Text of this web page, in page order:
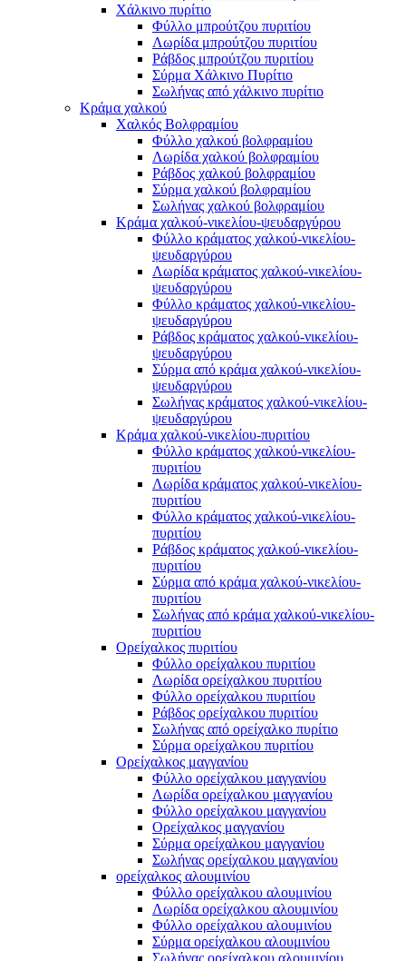
Χάλκινο πυρίτιο
Φύλλο μπρούτζου πυριτίου
Λωρίδα μπρούτζου πυριτίου
Ράβδος μπρούτζου πυριτίου
Σύρμα Χάλκινο Πυρίτιο
Σωλήνας από χάλκινο πυρίτιο
Κράμα χαλκού
Χαλκός Βολφραμίου
Φύλλο χαλκού βολφραμίου
Λωρίδα χαλκού βολφραμίου
Ράβδος χαλκού βολφραμίου
Σύρμα χαλκού βολφραμίου
Σωλήνας χαλκού βολφραμίου
Κράμα χαλκού-νικελίου-ψευδαργύρου
Φύλλο κράματος χαλκού-νικελίου-
ψευδαργύρου
Λωρίδα κράματος χαλκού-νικελίου-
ψευδαργύρου
Φύλλο κράματος χαλκού-νικελίου-
ψευδαργύρου
Ράβδος κράματος χαλκού-νικελίου-
ψευδαργύρου
Σύρμα από κράμα χαλκού-νικελίου-
ψευδαργύρου
Σωλήνας κράματος χαλκού-νικελίου-
ψευδαργύρου
Κράμα χαλκού-νικελίου-πυριτίου
Φύλλο κράματος χαλκού-νικελίου-
πυριτίου
Λωρίδα κράματος χαλκού-νικελίου-
πυριτίου
Φύλλο κράματος χαλκού-νικελίου-
πυριτίου
Ράβδος κράματος χαλκού-νικελίου-
πυριτίου
Σύρμα από κράμα χαλκού-νικελίου-
πυριτίου
Σωλήνας από κράμα χαλκού-νικελίου-
πυριτίου
Ορείχαλκος πυριτίου
Φύλλο ορείχαλκου πυριτίου
Λωρίδα ορείχαλκου πυριτίου
Φύλλο ορείχαλκου πυριτίου
Ράβδος ορείχαλκου πυριτίου
Σωλήνας από ορείχαλκο πυρίτιο
Σύρμα ορείχαλκου πυριτίου
Ορείχαλκος μαγγανίου
Φύλλο ορείχαλκου μαγγανίου
Λωρίδα ορείχαλκου μαγγανίου
Φύλλο ορείχαλκου μαγγανίου
Ορείχαλκος μαγγανίου
Σύρμα ορείχαλκου μαγγανίου
Σωλήνας ορείχαλκου μαγγανίου
ορείχαλκος αλουμινίου
Φύλλο ορείχαλκου αλουμινίου
Λωρίδα ορείχαλκου αλουμινίου
Φύλλο ορείχαλκου αλουμινίου
Σύρμα ορείχαλκου αλουμινίου
Σωλήνας ορείχαλκου αλουμινίου